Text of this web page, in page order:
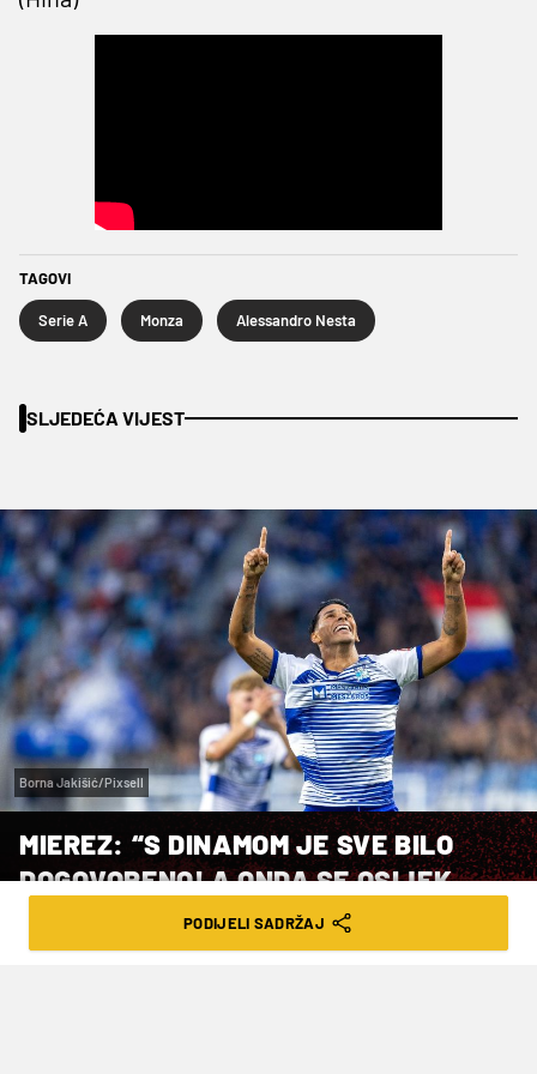
TAGOVI
Serie A Monza Alessandro Nesta
SLJEDEĆA VIJEST
Borna Jakišić/Pixsell
MIEREZ: “S DINAMOM JE SVE BILO
DOGOVORENO! A ONDA SE OSIJEK
PODIJELI SADRŽAJ